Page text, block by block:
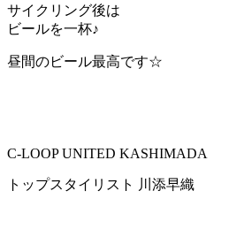
サイクリング後は
ビールを一杯♪
昼間のビール最高です☆
C-LOOP UNITED KASHIMADA
トップスタイリスト 川添早織